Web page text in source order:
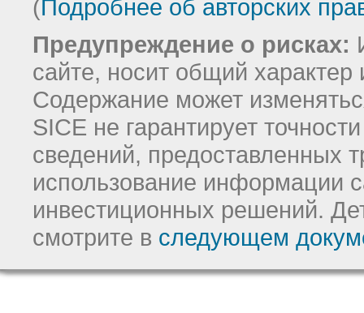
(Подробнее об авторских
Предупреждение о рисках:
сайте, носит общий
Содержание может
SICE не гарантирует
сведений, предоставленных
использование информации
инвестиционных решений.
смотрите в следующем